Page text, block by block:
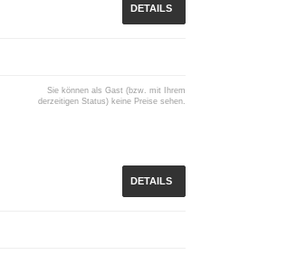
DETAILS
Sie können als Gast (bzw. mit Ihrem
derzeitigen Status) keine Preise sehen.
DETAILS